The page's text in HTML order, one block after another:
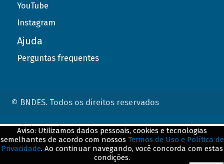
YouTube
Instagram
Ajuda
Perguntas frequentes
© BNDES. Todos os direitos reservados
Aviso: Utilizamos dados pessoais, cookies e tecnologias
semelhantes de acordo com nossos Termos de Uso e Política de
Privacidade. Ao continuar navegando, você concorda com estas
condições.
ConteÃºdo complementar
${title}${badge}